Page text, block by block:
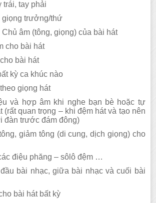
trái, tay phải
giọng trưởng/thứ
âm (tông, giọng) của bài hát
cho bài hát
bài hát
kỳ ca khúc nào
giọng hát
và hợp âm khi nghe bạn bè hoặc tự
(rất quan trọng – khi đệm hát và tạo nên
đàn trước đám đông)
giảm tông (di cung, dịch giọng) cho
điệu phăng – sôlô đệm …
bài nhạc, giữa bài nhạc và cuối bài
bài hát bất kỳ